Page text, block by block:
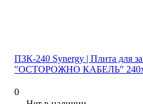
ПЗК-240 Synergy | Плита для
"ОСТОРОЖНО КАБЕЛЬ"
0